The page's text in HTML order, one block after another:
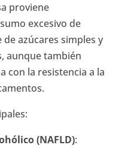
proviene
excesivo de
azúcares simples y
aunque también
con la resistencia a la
(NAFLD):